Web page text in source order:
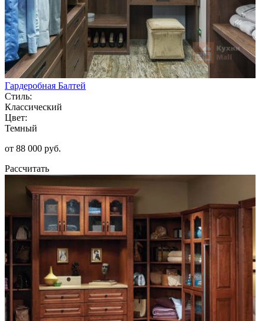
Гардеробная Балтей
Стиль:
Классический
Цвет:
Темный
от 88 000 руб.
Рассчитать